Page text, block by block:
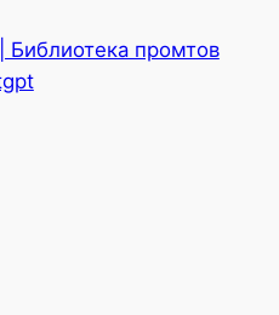
Библиотека промтов